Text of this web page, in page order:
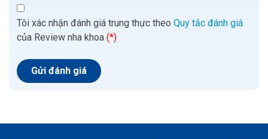
Tôi xác nhận đánh giá trung thực theo Quy tắc đánh giá
của Review nha khoa (*)